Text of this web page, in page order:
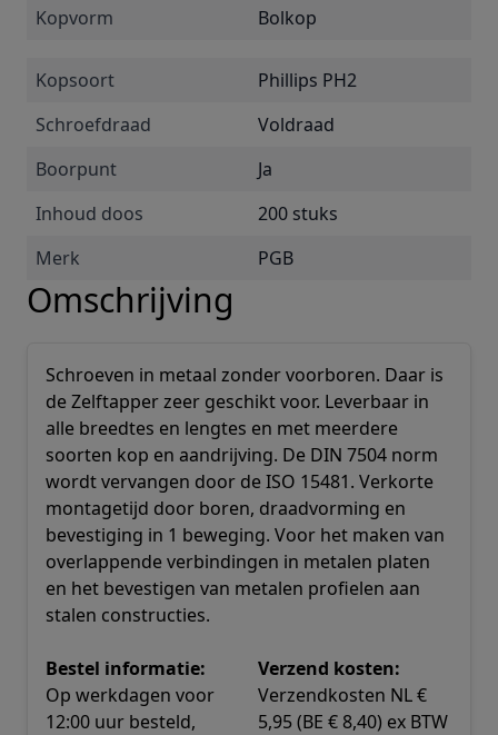
Kopvorm
Bolkop
Kopsoort
Phillips PH2
Schroefdraad
Voldraad
Boorpunt
Ja
Inhoud doos
200 stuks
Merk
PGB
Omschrijving
Schroeven in metaal zonder voorboren. Daar is
de Zelftapper zeer geschikt voor. Leverbaar in
alle breedtes en lengtes en met meerdere
soorten kop en aandrijving. De DIN 7504 norm
wordt vervangen door de ISO 15481. Verkorte
montagetijd door boren, draadvorming en
bevestiging in 1 beweging. Voor het maken van
overlappende verbindingen in metalen platen
en het bevestigen van metalen profielen aan
stalen constructies.
Bestel informatie:
Op werkdagen voor
12:00 uur besteld,
Verzend kosten:
Verzendkosten NL €
5,95 (BE € 8,40) ex BTW